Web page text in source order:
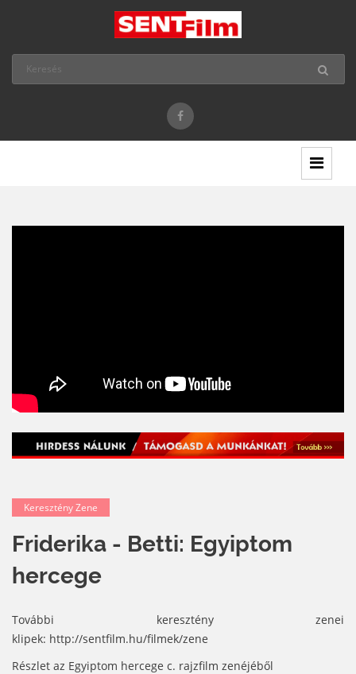
Keresztény Zene
Friderika - Betti: Egyiptom
hercege
További keresztény zenei
klipek: http://sentfilm.hu/filmek/zene
Részlet az Egyiptom hercege c. rajzfilm zenéjéből